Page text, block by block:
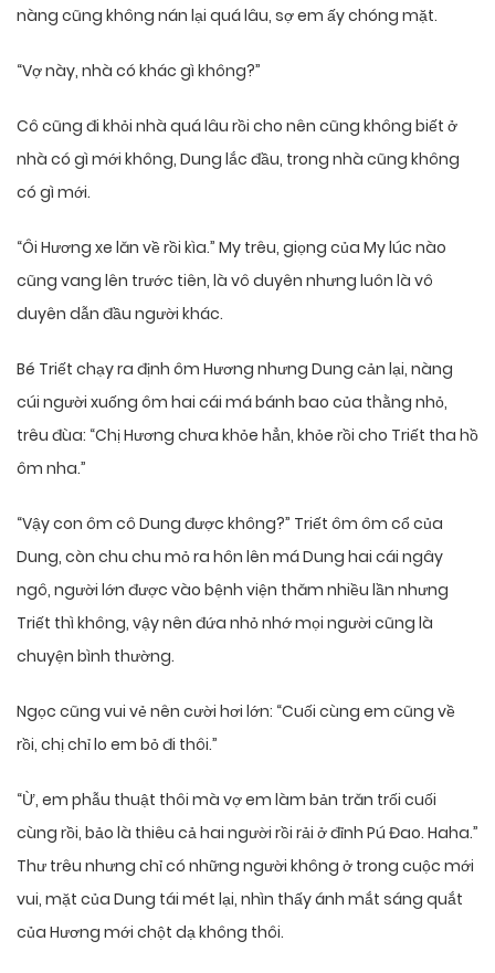
nàng cũng không nán lại quá lâu, sợ em ấy chóng mặt.
“Vợ này, nhà có khác gì không?”
Cô cũng đi khỏi nhà quá lâu rồi cho nên cũng không biết ở
nhà có gì mới không, Dung lắc đầu, trong nhà cũng không
có gì mới.
“Ôi Hương xe lăn về rồi kìa.” My trêu, giọng của My lúc nào
cũng vang lên trước tiên, là vô duyên nhưng luôn là vô
duyên dẫn đầu người khác.
Bé Triết chạy ra định ôm Hương nhưng Dung cản lại, nàng
cúi người xuống ôm hai cái má bánh bao của thằng nhỏ,
trêu đùa: “Chị Hương chưa khỏe hẳn, khỏe rồi cho Triết tha hồ
ôm nha.”
“Vậy con ôm cô Dung được không?” Triết ôm ôm cổ của
Dung, còn chu chu mỏ ra hôn lên má Dung hai cái ngây
ngô, người lớn được vào bệnh viện thăm nhiều lần nhưng
Triết thì không, vậy nên đứa nhỏ nhớ mọi người cũng là
chuyện bình thường.
Ngọc cũng vui vẻ nên cười hơi lớn: “Cuối cùng em cũng về
rồi, chị chỉ lo em bỏ đi thôi.”
“Ừ, em phẫu thuật thôi mà vợ em làm bản trăn trối cuối
cùng rồi, bảo là thiêu cả hai người rồi rải ở đỉnh Pú Đao. Haha.”
Thư trêu nhưng chỉ có những người không ở trong cuộc mới
vui, mặt của Dung tái mét lại, nhìn thấy ánh mắt sáng quắt
của Hương mới chột dạ không thôi.